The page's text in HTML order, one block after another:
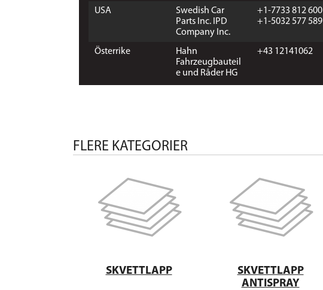
USA
Swedish Car
Parts Inc. IPD
Company Inc.
+1-7733 812 600
+1-5032 577 589
Österrike
Hahn
Fahrzeugbauteil
e und Råder HG
+43 12141062
FLERE KATEGORIER
SKVETTLAPP
SKVETTLAPP
ANTISPRAY